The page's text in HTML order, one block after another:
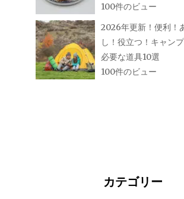
100件のビュー
2026年更新！便利！
し！役立つ！キャン
必要な道具10選
100件のビュー
カテゴリー